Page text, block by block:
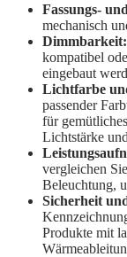
Fassungs-
mechanisch
Dimmbarkeit:
kompatibel
eingebaut
Lichtfarbe
passender
für
Lichtstärke
vergleichen
Beleuchtung,
Sicherheit
Produkte mit